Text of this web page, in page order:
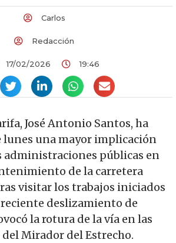
Carlos
Redacción
17/02/2026 19:46
José Antonio Santos, ha
lunes una mayor implicación
administraciones públicas en
de la carretera
visitar los trabajos iniciados
deslizamiento de
la rotura de la vía en las
Mirador del Estrecho.